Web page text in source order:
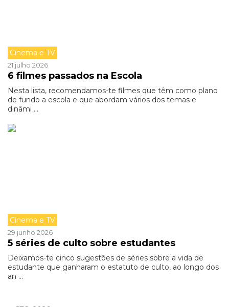
Cinema e TV
21 julho 2026
6 filmes passados na Escola
Nesta lista, recomendamos-te filmes que têm como plano
de fundo a escola e que abordam vários dos temas e
dinâmi ...
Cinema e TV
29 junho 2026
5 séries de culto sobre estudantes
Deixamos-te cinco sugestões de séries sobre a vida de
estudante que ganharam o estatuto de culto, ao longo dos
an ...